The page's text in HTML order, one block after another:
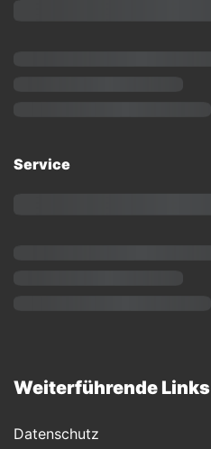
Service
Weiterführende Links
Datenschutz